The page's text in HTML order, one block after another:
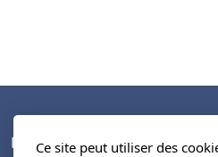
HUG Service Qualité des
Ce site peut utiliser des